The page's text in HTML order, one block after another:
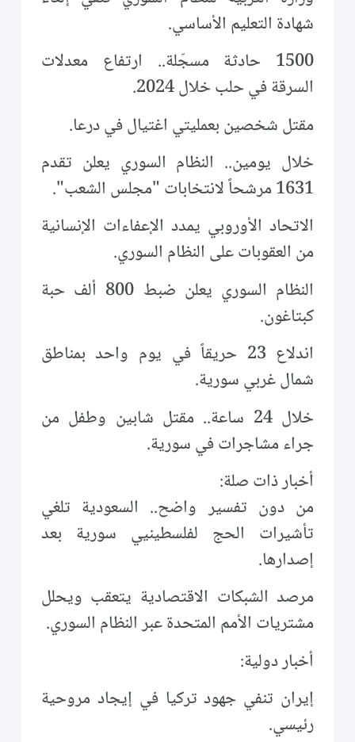
شهادة التعليم الأساسي.
1500 حادثة مسجّلة.. ارتفاع معدلات
السرقة في حلب خلال 2024.
مقتل شخصين بعمليتي اغتيال في درعا.
خلال يومين.. النظام السوري يعلن تقدم
1631 مرشحاً لانتخابات "مجلس الشعب".
الاتحاد الأوروبي يمدد الإعفاءات الإنسانية
من العقوبات على النظام السوري.
النظام السوري يعلن ضبط 800 ألف حبة
كبتاغون.
اندلاع 23 حريقاً في يوم واحد بمناطق
شمال غربي سورية.
خلال 24 ساعة.. مقتل شابين وطفل من
جراء مشاجرات في سورية.
أخبار ذات صلة:
من دون تفسير واضح.. السعودية تلغي
تأشيرات الحج لفلسطينيي سورية بعد
إصدارها.
مرصد الشبكات الاقتصادية يتعقب ويحلل
مشتريات الأمم المتحدة عبر النظام السوري.
أخبار دولية:
إيران تنفي جهود تركيا في إيجاد مروحية
رئيسي.